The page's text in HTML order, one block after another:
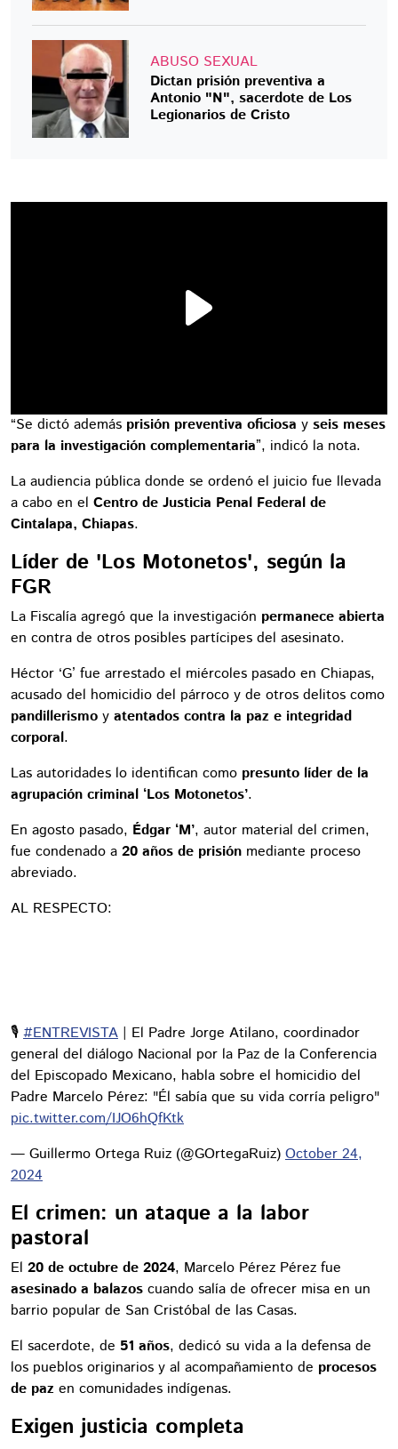
ABUSO SEXUAL
Dictan prisión preventiva a
Antonio "N", sacerdote de Los
Legionarios de Cristo
“Se dictó además prisión preventiva oficiosa y seis meses
para la investigación complementaria”, indicó la nota.
La audiencia pública donde se ordenó el juicio fue llevada
a cabo en el Centro de Justicia Penal Federal de
Cintalapa, Chiapas.
Líder de 'Los Motonetos', según la
FGR
La Fiscalía agregó que la investigación permanece abierta
en contra de otros posibles partícipes del asesinato.
Héctor ‘G’ fue arrestado el miércoles pasado en Chiapas,
acusado del homicidio del párroco y de otros delitos como
pandillerismo y atentados contra la paz e integridad
corporal.
Las autoridades lo identifican como presunto líder de la
agrupación criminal ‘Los Motonetos’.
En agosto pasado, Édgar ‘M’, autor material del crimen,
fue condenado a 20 años de prisión mediante proceso
abreviado.
AL RESPECTO:
🎙️ #ENTREVISTA | El Padre Jorge Atilano, coordinador
general del diálogo Nacional por la Paz de la Conferencia
del Episcopado Mexicano, habla sobre el homicidio del
Padre Marcelo Pérez: "Él sabía que su vida corría peligro"
pic.twitter.com/IJO6hQfKtk
— Guillermo Ortega Ruiz (@GOrtegaRuiz) October 24,
2024
El crimen: un ataque a la labor
pastoral
El 20 de octubre de 2024, Marcelo Pérez Pérez fue
asesinado a balazos cuando salía de ofrecer misa en un
barrio popular de San Cristóbal de las Casas.
El sacerdote, de 51 años, dedicó su vida a la defensa de
los pueblos originarios y al acompañamiento de procesos
de paz en comunidades indígenas.
Exigen justicia completa